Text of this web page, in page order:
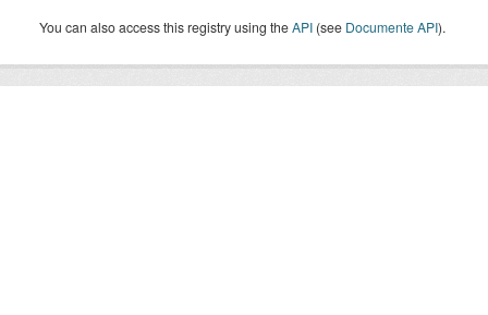
You can also access this registry using theAPI (see Documente API).